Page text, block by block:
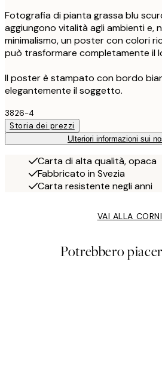
Fotografia di pianta grassa blu
aggiungono vitalità agli ambienti e,
minimalismo, un poster con colori
può trasformare completamente il
Il poster è stampato con bordo
elegantemente il soggetto.
3826-4
Storia dei prezzi
Ulteriori informazioni sui
Carta di alta qualità, opaca
Fabbricato in Svezia
Carta resistente negli anni
VAI ALLA
Potrebbero